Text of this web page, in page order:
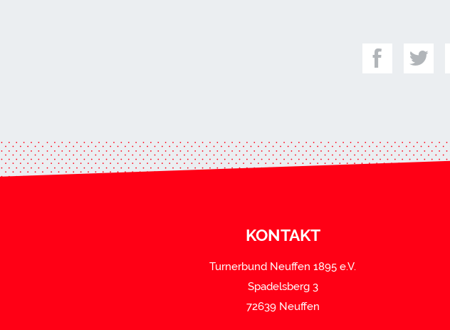
KONTAKT
Turnerbund Neuffen 1895 e.V.
Spadelsberg 3
72639 Neuffen